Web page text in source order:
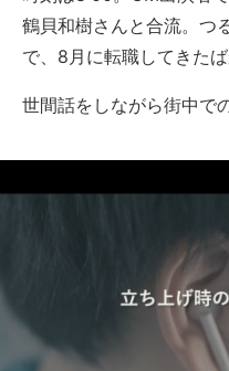
鶴貝和樹さんと合流。つ
で、8月に転職してきた
世間話をしながら街中で